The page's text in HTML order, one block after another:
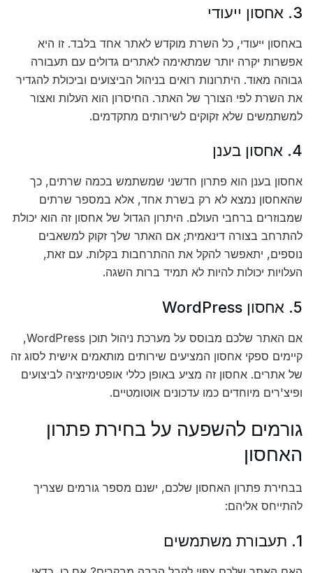
3. אחסון ייעודי
באחסון ייעודי, כל השרת מוקדש לאתר אחד בלבד. זו היא
אפשרות יקרה יותר שמתאימה לאתרים גדולים עם תעבורה
גבוהה מאוד. היתרונות רואים בניהול הביצועים וביכולת להגדיר
את השרת לפי הצורך של האתר. החיסרון הוא העלות ואצור
למשתמשים שלא זקוקים לשירותים מתקדמים.
4. אחסון בענן
אחסון בענן הוא פתרון חדשני שמשתמש בכמה שרתים, כך
שהאחסון נמצא לא רק בשרת אחד, אלא במספר שרתים
שמבוזרים ברחבי העולם. היתרון הגדול של אחסון זה הוא יכולת
להתרחב בצורה דינאמית; אם האתר שלך זקוק למשאבים
נוספים, יתאפשר להקל את ההתרחבות בקלות. עם זאת,
העלויות יכולות להיות לא תמיד ברות השגה.
5. אחסון WordPress
אם האתר שלכם מבוסס על מערכת ניהול תוכן WordPress,
קיימים ספקי אחסון המציעים שירותים מותאמים אישית לסוג זה
של אתרים. אחסון זה מציע באופן כללי אופטימיזציה לביצועים
ופיצ'רים מיוחדים כמו עדכונים אוטומטיים.
גורמים להשפעה על בחירת פתרון
האחסון
בבחירת פתרון האחסון שלכם, ישנם מספר גורמים שצריך
להתייחס אליהם:
1. תעבורת משתמשים